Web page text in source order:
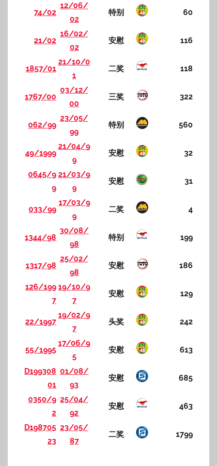
74/02
12/06/
02
特别 60
21/02
16/02/
02
安慰 116
1857/01
21/10/0
1
二奖 118
1767/00
03/12/
00
三奖 322
062/99
23/05/
99
特别 560
49/1999
21/04/9
9
安慰 32
0645/9
9
21/03/9
9
安慰 31
033/99
17/03/9
9
二奖 4
1344/98
30/08/
98
特别 199
1317/98
25/02/
98
安慰 186
126/199
7
19/10/9
7
安慰 129
22/1997
19/02/9
7
头奖 242
55/1995
17/06/9
5
安慰 613
D199308
01
01/08/
93
安慰 685
0350/9
2
25/04/
92
安慰 463
D198705
23
23/05/
87
二奖 1799